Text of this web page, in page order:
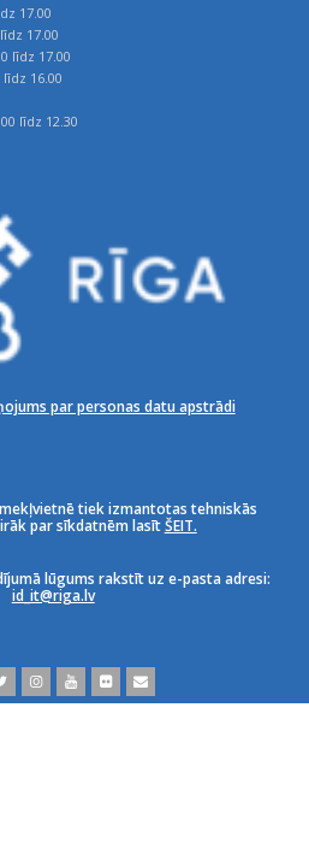
17.00
17.00
līdz 17.00
16.00
līdz 12.30
par personas datu apstrādi
tiek izmantotas tehniskās
par sīkdatnēm lasītŠEIT.
lūgums rakstīt uz e-pasta adresi:
id_it@riga.lv